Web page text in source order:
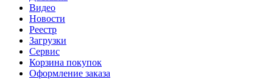
Видео
Новости
Реестр
Загрузки
Сервис
Корзина покупок
Оформление заказа